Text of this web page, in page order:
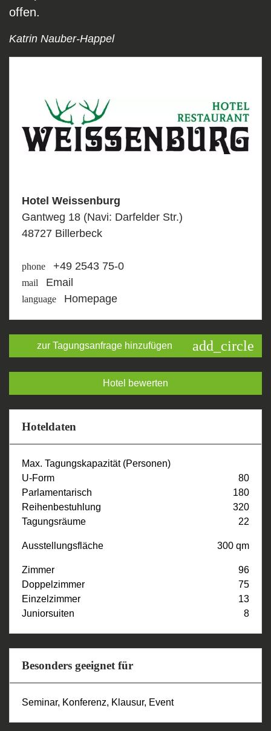
offen.
Katrin Nauber-Happel
Hotel Weissenburg
Gantweg 18 (Navi: Darfelder Str.)
48727 Billerbeck
phone +49 2543 75-0
mail Email
language Homepage
zur Tagungsanfrage hinzufügen add_circle
Hotel bewerten
Hoteldaten
Max. Tagungskapazität (Personen)
U-Form
80
Parlamentarisch
180
Reihenbestuhlung
320
Tagungsräume
22
Ausstellungsfläche 300 qm
Zimmer
96
Doppelzimmer
75
Einzelzimmer
13
Juniorsuiten
8
Besonders geeignet für
Seminar, Konferenz, Klausur, Event